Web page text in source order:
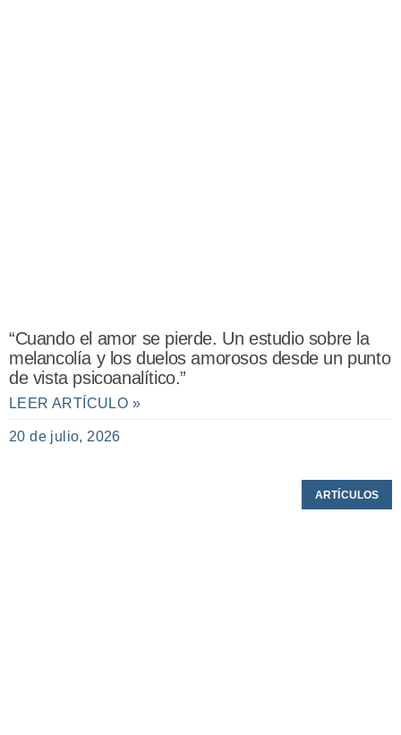
“Cuando el amor se pierde. Un estudio sobre la
melancolía y los duelos amorosos desde un punto
de vista psicoanalítico.”
LEER ARTÍCULO »
20 de julio, 2026
ARTÍCULOS